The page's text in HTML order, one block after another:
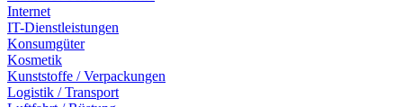
Internet
IT-Dienstleistungen
Konsumgüter
Kosmetik
Kunststoffe / Verpackungen
Logistik / Transport